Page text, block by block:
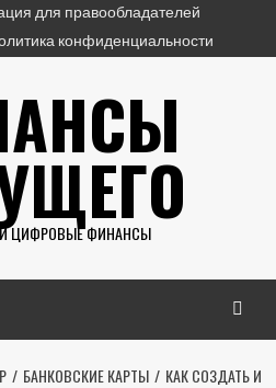
для правообладателей
конфиденциальности
ЦИФРОВЫЕ ФИНАНСЫ
БАНКОВСКИЕ КАРТЫ
КАК СОЗДАТЬ И